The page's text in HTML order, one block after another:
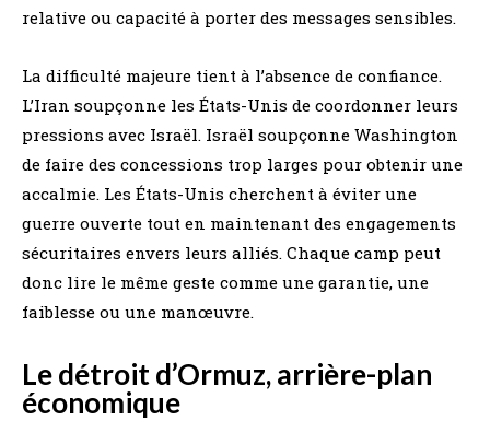
relative ou capacité à porter des messages sensibles.
La difficulté majeure tient à l’absence de confiance.
L’Iran soupçonne les États-Unis de coordonner leurs
pressions avec Israël. Israël soupçonne Washington
de faire des concessions trop larges pour obtenir une
accalmie. Les États-Unis cherchent à éviter une
guerre ouverte tout en maintenant des engagements
sécuritaires envers leurs alliés. Chaque camp peut
donc lire le même geste comme une garantie, une
faiblesse ou une manœuvre.
Le détroit d’Ormuz, arrière-plan
économique